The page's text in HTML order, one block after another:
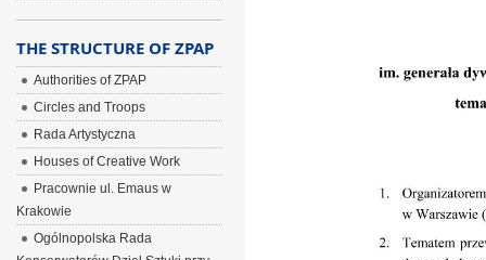
THE STRUCTURE OF ZPAP
Authorities of ZPAP
Circles and Troops
Rada Artystyczna
Houses of Creative Work
Pracownie ul. Emaus w
Krakowie
Ogólnopolska Rada